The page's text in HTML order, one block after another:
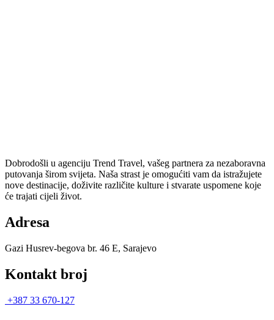
Dobrodošli u agenciju Trend Travel, vašeg partnera za nezaboravna
putovanja širom svijeta. Naša strast je omogućiti vam da istražujete
nove destinacije, doživite različite kulture i stvarate uspomene koje
će trajati cijeli život.
Adresa
Gazi Husrev-begova br. 46 E, Sarajevo
Kontakt broj
+387 33 670-127